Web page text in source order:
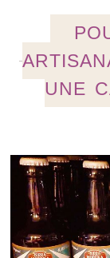
UNE